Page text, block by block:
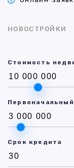
НОВОСТРОЙКИ
Стоимость
Срок кредита